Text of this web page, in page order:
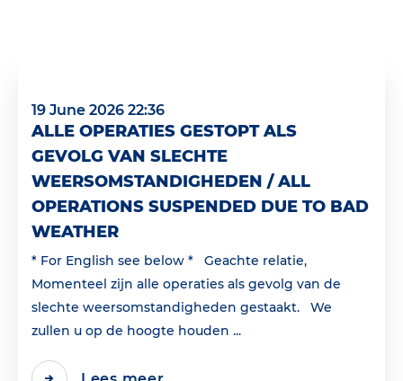
19 June 2026 22:36
ALLE OPERATIES GESTOPT ALS
GEVOLG VAN SLECHTE
WEERSOMSTANDIGHEDEN / ALL
OPERATIONS SUSPENDED DUE TO BAD
WEATHER
* For English see below * Geachte relatie,
Momenteel zijn alle operaties als gevolg van de
slechte weersomstandigheden gestaakt. We
zullen u op de hoogte houden ...